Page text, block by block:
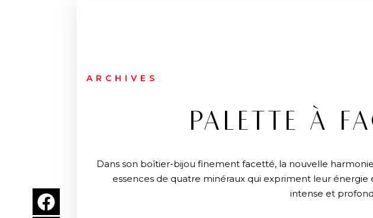
ARCHIVES
PALETTE À
Dans son boîtier-bijou finement facetté, la nouvelle
essences de quatre minéraux qui expriment leur
intense et profond